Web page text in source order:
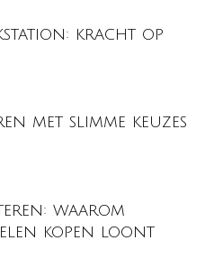
kracht op
met slimme keuzes
waarom
kopen loont